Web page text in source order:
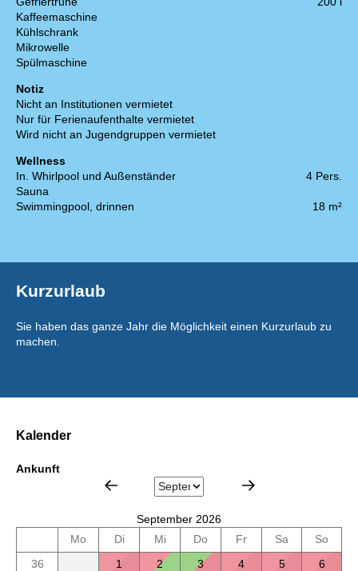
Kaffeemaschine
Kühlschrank
Mikrowelle
Spülmaschine
Notiz
Nicht an Institutionen vermietet
Nur für Ferienaufenthalte vermietet
Wird nicht an Jugendgruppen vermietet
Wellness
In. Whirlpool und Außenständer
4 Pers.
Sauna
Swimmingpool, drinnen
18 m²
Kurzurlaub
Sie haben das ganze Jahr die Möglichkeit einen Kurzurlaub zu
machen.
Kalender
Ankunft
September 2026
Mo
Di Mi Do Fr Sa
So
36
1 2 3 4 5
6